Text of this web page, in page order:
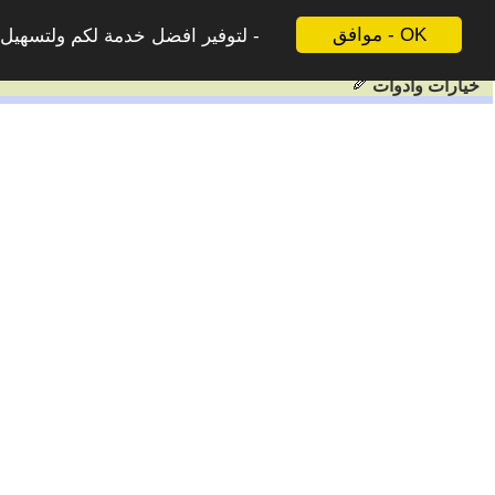
موافق - OK
لتوفير افضل خدمة لكم
خيارات وادوات